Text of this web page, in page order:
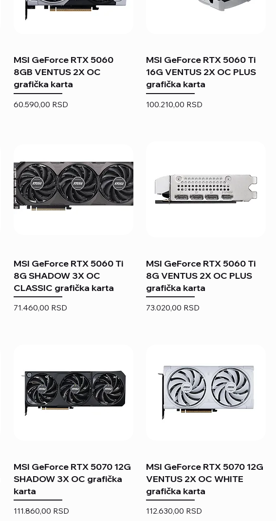
MSI GeForce RTX 5060
8GB VENTUS 2X OC
grafička karta
Price
60.590,00 RSD
MSI GeForce RTX 5060 Ti
16G VENTUS 2X OC PLUS
grafička karta
Price
100.210,00 RSD
MSI GeForce RTX 5060 Ti
8G SHADOW 3X OC
CLASSIC grafička karta
Price
71.460,00 RSD
MSI GeForce RTX 5060 Ti
8G VENTUS 2X OC PLUS
grafička karta
Price
73.020,00 RSD
MSI GeForce RTX 5070 12G
SHADOW 3X OC grafička
karta
Price
111.860,00 RSD
MSI GeForce RTX 5070 12G
VENTUS 2X OC WHITE
grafička karta
Price
112.630,00 RSD